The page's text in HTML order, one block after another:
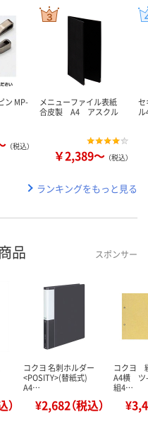
ン MP-
（税込）
メニューファイル表紙
合皮製 A4 アスクル
￥2,389～ （税込）
セ
ル
ランキングをもっと見る
品 スポンサー
）
コクヨ 名刺ホルダー
<POSITY>(替紙式)
A4…
¥2,682（税込）
コクヨ
A4横 ツ
組4…